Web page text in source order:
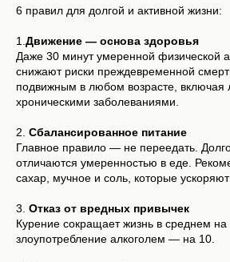
6 правил для долгой и активной жизни:
1.Движение — основа здоровья
Даже 30 минут умеренной физической
снижают риски преждевременной
подвижным в любом возрасте, включая
хроническими заболеваниями.
2. Сбалансированное питание
Главное правило — не переедать.
отличаются умеренностью в еде.
сахар, мучное и соль, которые
3. Отказ от вредных привычек
Курение сокращает жизнь в среднем на
злоупотребление алкоголем — на 10.